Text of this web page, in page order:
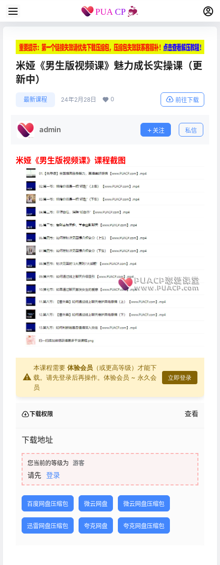
米娅《男生版视频课》魅力成长实操课（更
新中）
最新课程 24年2月28日 0 前往下载
admin 关注 私信
米娅《男生版视频课》课程截图
⚠
本课程需要 体验会员 （或更高等级）才能下
载。请先登录后再操作。 体验会员 ~ 永久会
员
立即登录
下载权限 查看
下载地址
您当前的等级为 游客
请先 登录
百度网盘压缩包 微云网盘 微云网盘压缩包
迅雷网盘压缩包 夸克网盘 夸克网盘压缩包